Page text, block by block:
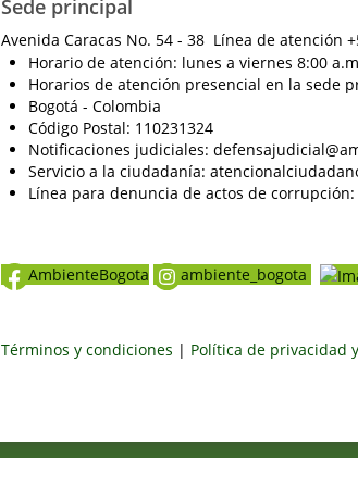
Sede principal
Avenida Caracas No. 54 - 38 Línea de atención
Horario de atención: lunes a viernes 8:00
Horarios de atención presencial en la sede
Bogotá - Colombia
Código Postal: 110231324
Notificaciones judiciales:
Servicio a la ciudadanía:
Línea para denuncia de actos de corrupción:
AmbienteBogota ambiente_bogota
Términos y condiciones | Política de privacidad